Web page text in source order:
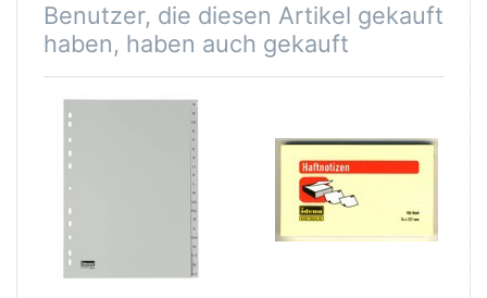
Benutzer, die diesen Artikel gekauft
haben, haben auch gekauft